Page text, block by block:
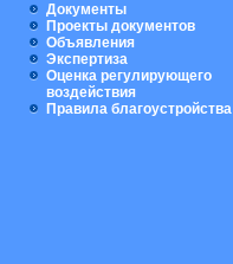
Документы
Проекты документов
Объявления
Экспертиза
Оценка регулирующего
воздействия
Правила благоустройства